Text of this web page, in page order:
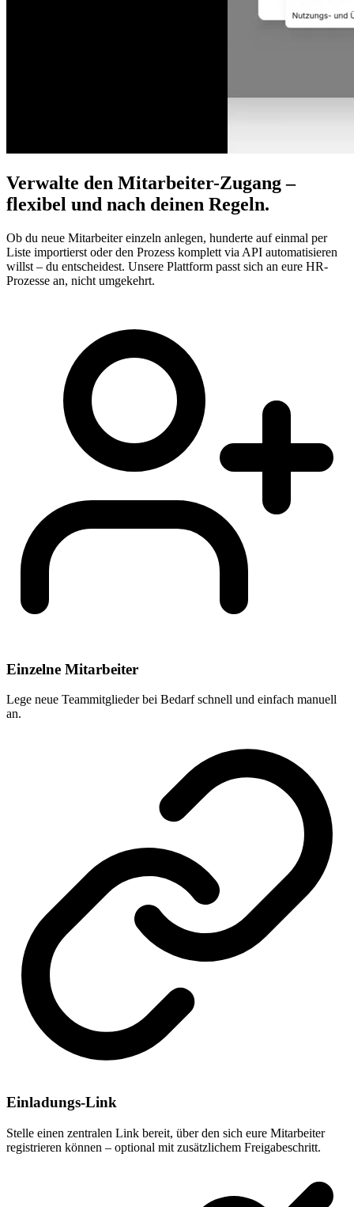
Verwalte den Mitarbeiter-Zugang –
flexibel und nach deinen Regeln.
Ob du neue Mitarbeiter einzeln anlegen, hunderte auf einmal per
Liste importierst oder den Prozess komplett via API automatisieren
willst – du entscheidest. Unsere Plattform passt sich an eure HR-
Prozesse an, nicht umgekehrt.
Einzelne Mitarbeiter
Lege neue Teammitglieder bei Bedarf schnell und einfach manuell
an.
Einladungs-Link
Stelle einen zentralen Link bereit, über den sich eure Mitarbeiter
registrieren können – optional mit zusätzlichem Freigabeschritt.